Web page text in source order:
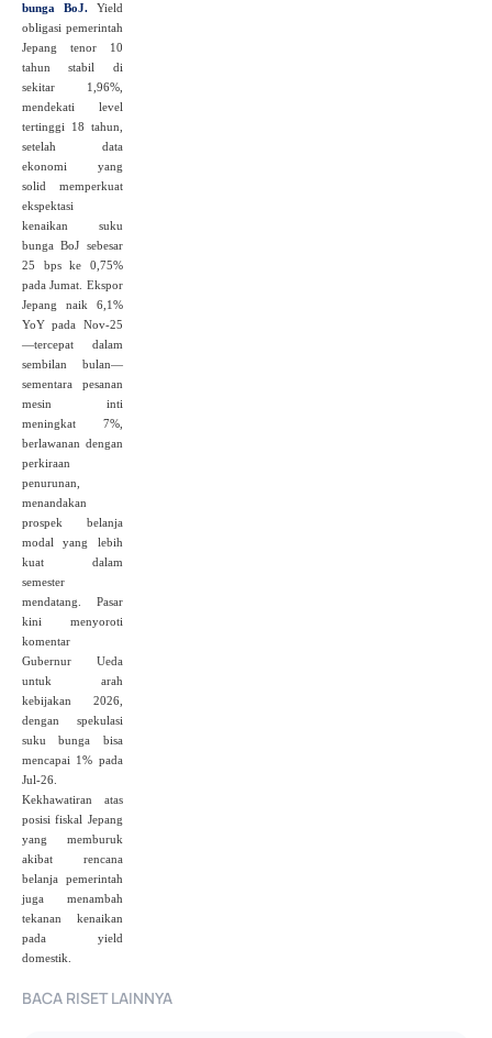
bunga BoJ.
Yield
obligasi pemerintah
Jepang tenor 10
tahun stabil di
sekitar 1,96%,
mendekati level
tertinggi 18 tahun,
setelah data
ekonomi yang
solid memperkuat
ekspektasi
kenaikan suku
bunga BoJ sebesar
25 bps ke 0,75%
pada Jumat. Ekspor
Jepang naik 6,1%
YoY pada Nov‑25
—tercepat dalam
sembilan bulan—
sementara pesanan
mesin inti
meningkat 7%,
berlawanan dengan
perkiraan
penurunan,
menandakan
prospek belanja
modal yang lebih
kuat dalam
semester
mendatang. Pasar
kini menyoroti
komentar
Gubernur Ueda
untuk arah
kebijakan 2026,
dengan spekulasi
suku bunga bisa
mencapai 1% pada
Jul‑26.
Kekhawatiran atas
posisi fiskal Jepang
yang memburuk
akibat rencana
belanja pemerintah
juga menambah
tekanan kenaikan
pada yield
domestik.
BACA RISET LAINNYA